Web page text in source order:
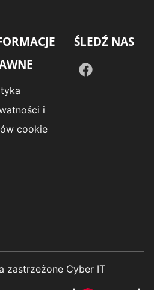
i
cookie
ŚLEDŹ NAS
zastrzeżone Cyber IT